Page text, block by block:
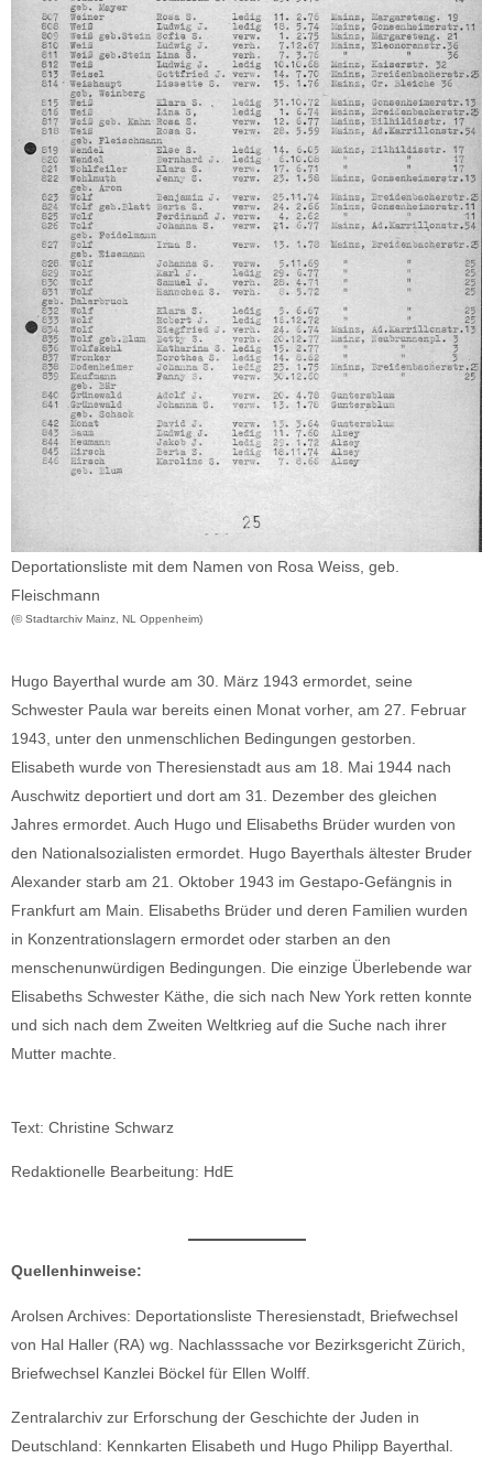
Deportationsliste mit dem Namen von Rosa Weiss, geb.
Fleischmann
(© Stadtarchiv Mainz, NL Oppenheim)
Hugo Bayerthal wurde am 30. März 1943 ermordet, seine
Schwester Paula war bereits einen Monat vorher, am 27. Februar
1943, unter den unmenschlichen Bedingungen gestorben.
Elisabeth wurde von Theresienstadt aus am 18. Mai 1944 nach
Auschwitz deportiert und dort am 31. Dezember des gleichen
Jahres ermordet. Auch Hugo und Elisabeths Brüder wurden von
den Nationalsozialisten ermordet. Hugo Bayerthals ältester Bruder
Alexander starb am 21. Oktober 1943 im Gestapo-Gefängnis in
Frankfurt am Main. Elisabeths Brüder und deren Familien wurden
in Konzentrationslagern ermordet oder starben an den
menschenunwürdigen Bedingungen. Die einzige Überlebende war
Elisabeths Schwester Käthe, die sich nach New York retten konnte
und sich nach dem Zweiten Weltkrieg auf die Suche nach ihrer
Mutter machte.
Text: Christine Schwarz
Redaktionelle Bearbeitung: HdE
Quellenhinweise:
Arolsen Archives: Deportationsliste Theresienstadt, Briefwechsel
von Hal Haller (RA) wg. Nachlasssache vor Bezirksgericht Zürich,
Briefwechsel Kanzlei Böckel für Ellen Wolff.
Zentralarchiv zur Erforschung der Geschichte der Juden in
Deutschland: Kennkarten Elisabeth und Hugo Philipp Bayerthal.